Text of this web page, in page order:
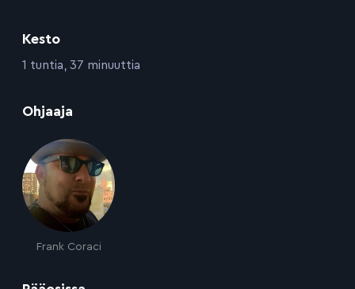
Kesto
:1 tuntia, 37 minuuttia
Ohjaaja
Frank Coraci